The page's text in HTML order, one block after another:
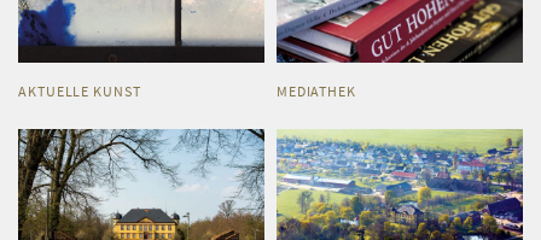
AKTUELLE KUNST MEDIATHEK